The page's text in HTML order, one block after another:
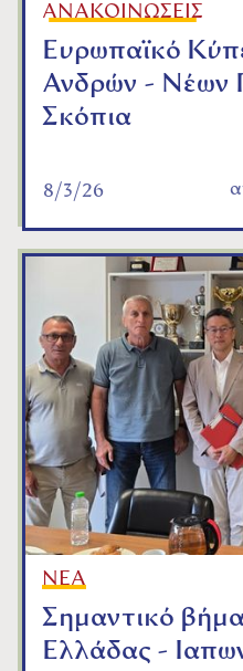
ΑΝΑΚΟΙΝΩΣΕΙΣ
Ευρωπαϊκό
Ανδρών - Νέων
Σκόπια
8/3/26
ΝΕΑ
Σημαντικό
Ελλάδας -